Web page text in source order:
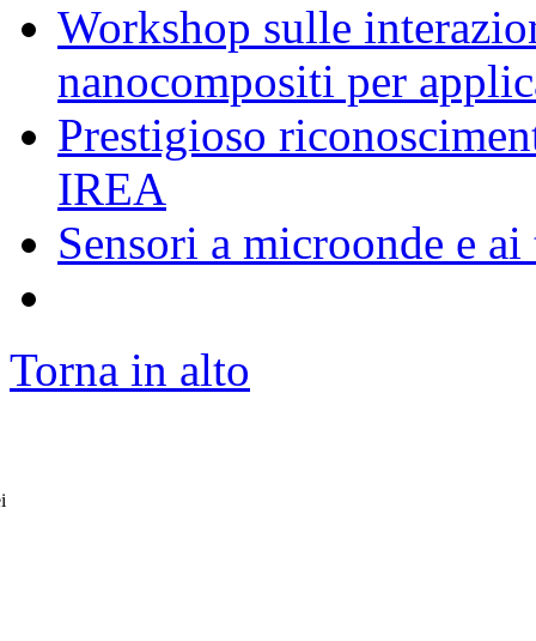
Workshop sulle
nanocompositi per
Prestigioso
IREA
Sensori a microonde e ai
Torna in alto